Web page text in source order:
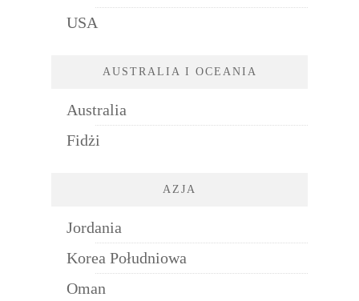
USA
AUSTRALIA I OCEANIA
Australia
Fidżi
AZJA
Jordania
Korea Południowa
Oman